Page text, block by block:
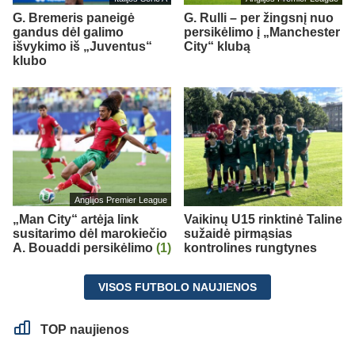
G. Bremeris paneigė
gandus dėl galimo
išvykimo iš „Juventus“
klubo
G. Rulli – per žingsnį nuo
persikėlimo į „Manchester
City“ klubą
Anglijos Premier League
„Man City“ artėja link
susitarimo dėl marokiečio
A. Bouaddi persikėlimo (1)
Vaikinų U15 rinktinė Taline
sužaidė pirmąsias
kontrolines rungtynes
VISOS FUTBOLO NAUJIENOS
TOP naujienos